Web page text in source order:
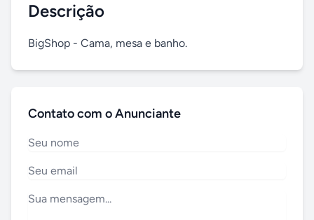
Descrição
BigShop - Cama, mesa e banho.
Contato com o Anunciante